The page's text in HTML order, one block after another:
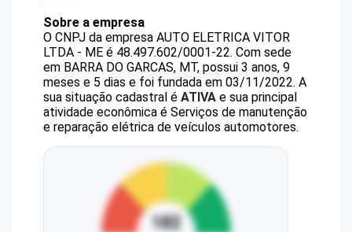
Sobre a empresa
O CNPJ da empresa AUTO ELETRICA VITOR
LTDA - ME é 48.497.602/0001-22. Com sede
em BARRA DO GARCAS, MT, possui 3 anos, 9
meses e 5 dias e foi fundada em 03/11/2022. A
sua situação cadastral é ATIVA e sua principal
atividade econômica é Serviços de manutenção
e reparação elétrica de veículos automotores.